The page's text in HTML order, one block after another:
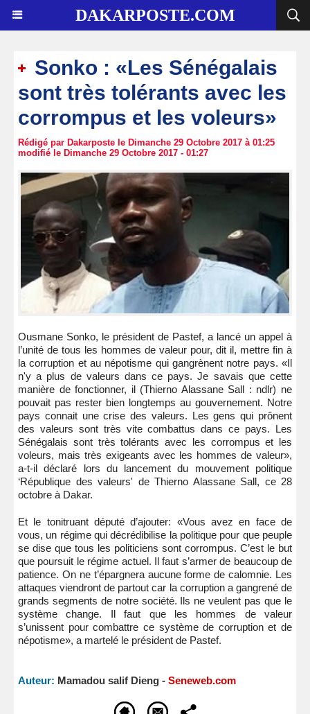
DAKARPOSTE.COM
Sonko : «Les Sénégalais
sont très tolérants avec les
corrompus et les voleurs»
Rédigé par Dakarposte le Dimanche 29 Octobre 2017 à 01:25
modifié le Dimanche 29 Octobre 2017 - 01:27
Ousmane Sonko, le président de Pastef, a lancé un appel à
l’unité de tous les hommes de valeur pour, dit il, mettre fin à
la corruption et au népotisme qui gangrènent notre pays. «Il
n'y a plus de valeurs dans ce pays. Je savais que cette
manière de fonctionner, il (Thierno Alassane Sall : ndlr) ne
pouvait pas rester bien longtemps au gouvernement. Notre
pays connait une crise des valeurs. Les gens qui prônent
des valeurs sont très vite combattus dans ce pays. Les
Sénégalais sont très tolérants avec les corrompus et les
voleurs, mais très exigeants avec les hommes de valeur»,
a-t-il déclaré lors du lancement du mouvement politique
‘République des valeurs' de Thierno Alassane Sall, ce 28
octobre à Dakar.
Et le tonitruant député d’ajouter: «Vous avez en face de
vous, un régime qui décrédibilise la politique pour que peuple
se dise que tous les politiciens sont corrompus. C’est le but
que poursuit le régime actuel. Il faut s’armer de beaucoup de
patience. On ne t’épargnera aucune forme de calomnie. Les
attaques viendront de partout car la corruption a gangrené de
grands segments de notre société. Ils ne veulent pas que le
système change. Il faut que les hommes de valeur
s’unissent pour combattre ce système de corruption et de
népotisme», a martelé le président de Pastef.
Auteur: Mamadou salif Dieng - Seneweb.com